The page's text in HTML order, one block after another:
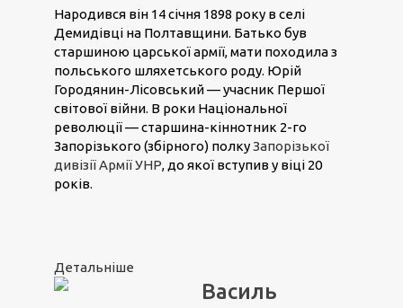
Народився він 14 січня 1898 року в селі
Демидівці на Полтавщини. Батько був
старшиною царської армії, мати походила з
польського шляхетського роду. Юрій
Городянин-Лісовський — учасник Першої
світової війни. В роки Національної
революції — старшина-кіннотник 2-го
Запорізького (збірного) полкуЗапорізької
дивізії Армії УНР, до якої вступив у віці 20
років.
Детальніше
Василь